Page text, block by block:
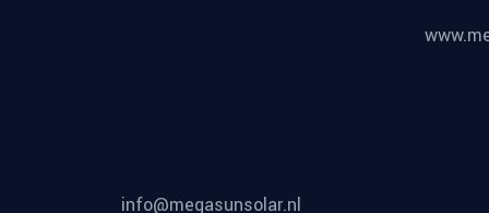
info@megasunsolar.nl